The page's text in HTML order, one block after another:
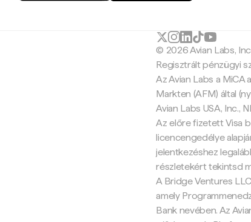
© 2026 Avian Labs, Inc
Regisztrált pénzügyi
Az Avian Labs a
Markten (AFM) által
Avian Labs USA, Inc.,
Az előre fizetett Visa
licencengedélye
jelentkezéshez
részletekért tekintsd
A Bridge Ventures
amely
Bank nevében. Az